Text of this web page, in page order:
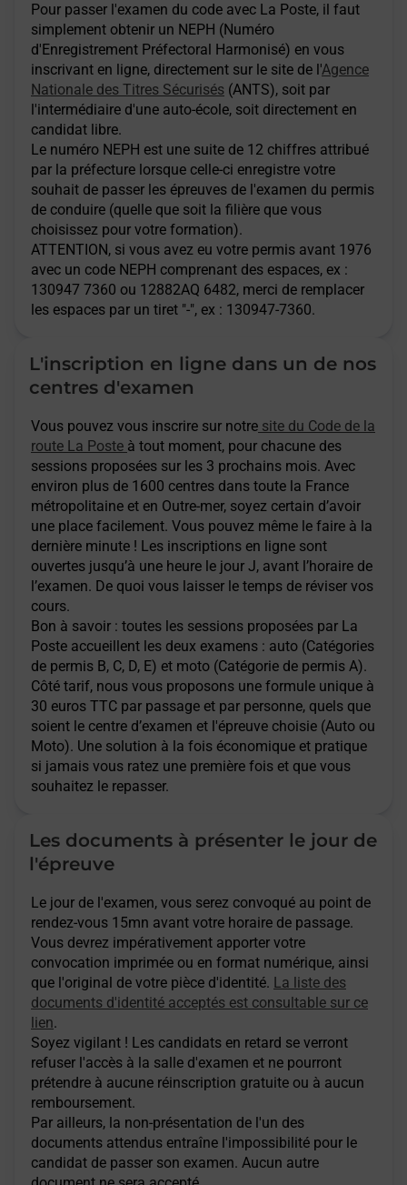
Pour passer l'examen du code avec La Poste, il faut
simplement obtenir un NEPH (Numéro
d'Enregistrement Préfectoral Harmonisé) en vous
inscrivant en ligne, directement sur le site de l'Agence
Nationale des Titres Sécurisés (ANTS), soit par
l'intermédiaire d'une auto-école, soit directement en
candidat libre.
Le numéro NEPH est une suite de 12 chiffres attribué
par la préfecture lorsque celle-ci enregistre votre
souhait de passer les épreuves de l'examen du permis
de conduire (quelle que soit la filière que vous
choisissez pour votre formation).
ATTENTION, si vous avez eu votre permis avant 1976
avec un code NEPH comprenant des espaces, ex :
130947 7360 ou 12882AQ 6482, merci de remplacer
les espaces par un tiret "-", ex : 130947-7360.
L'inscription en ligne dans un de nos
centres d'examen
Vous pouvez vous inscrire sur notre site du Code de la
route La Poste à tout moment, pour chacune des
sessions proposées sur les 3 prochains mois. Avec
environ plus de 1600 centres dans toute la France
métropolitaine et en Outre-mer, soyez certain d’avoir
une place facilement. Vous pouvez même le faire à la
dernière minute ! Les inscriptions en ligne sont
ouvertes jusqu’à une heure le jour J, avant l’horaire de
l’examen. De quoi vous laisser le temps de réviser vos
cours.
Bon à savoir : toutes les sessions proposées par La
Poste accueillent les deux examens : auto (Catégories
de permis B, C, D, E) et moto (Catégorie de permis A).
Côté tarif, nous vous proposons une formule unique à
30 euros TTC par passage et par personne, quels que
soient le centre d’examen et l'épreuve choisie (Auto ou
Moto). Une solution à la fois économique et pratique
si jamais vous ratez une première fois et que vous
souhaitez le repasser.
Les documents à présenter le jour de
l'épreuve
Le jour de l'examen, vous serez convoqué au point de
rendez-vous 15mn avant votre horaire de passage.
Vous devrez impérativement apporter votre
convocation imprimée ou en format numérique, ainsi
que l'original de votre pièce d'identité. La liste des
documents d'identité acceptés est consultable sur ce
lien.
Soyez vigilant ! Les candidats en retard se verront
refuser l'accès à la salle d'examen et ne pourront
prétendre à aucune réinscription gratuite ou à aucun
remboursement.
Par ailleurs, la non-présentation de l'un des
documents attendus entraîne l'impossibilité pour le
candidat de passer son examen. Aucun autre